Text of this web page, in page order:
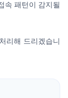
속 패턴이 감지될
리해 드리겠습니